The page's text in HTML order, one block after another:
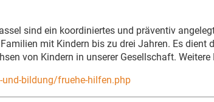
sind ein koordiniertes und präventiv
mit Kindern bis zu drei Jahren. Es dient
von Kindern in unserer Gesellschaft.
bildung/fruehe-hilfen.php